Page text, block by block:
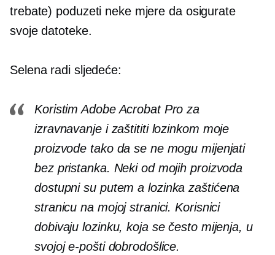
trebate) poduzeti neke mjere da osigurate
svoje datoteke.
Selena radi sljedeće:
Koristim Adobe Acrobat Pro za
izravnavanje i zaštititi lozinkom moje
proizvode tako da se ne mogu mijenjati
bez pristanka. Neki od mojih proizvoda
dostupni su putem a lozinka zaštićena
stranicu na mojoj stranici. Korisnici
dobivaju lozinku, koja se često mijenja, u
svojoj e-pošti dobrodošlice.